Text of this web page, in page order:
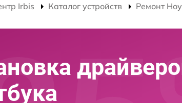
Irbis Каталог устройств Ремонт